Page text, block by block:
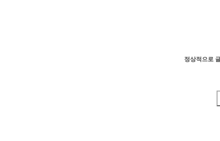
정상적으로